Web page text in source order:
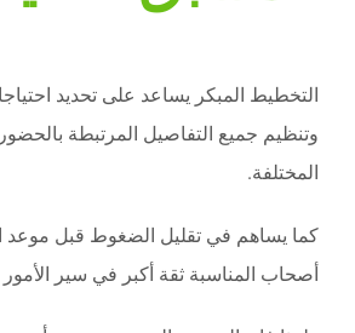
التخطيط المبكر يساعد على تحديد
وتنظيم جميع التفاصيل المرتبطة
المختلفة.
كما يساهم في تقليل الضغوط قبل موعد
أصحاب المناسبة ثقة أكبر في سير